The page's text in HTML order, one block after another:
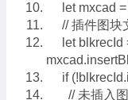
let mxcad =
// 插件图块
let blkrecId
if
// 未插入